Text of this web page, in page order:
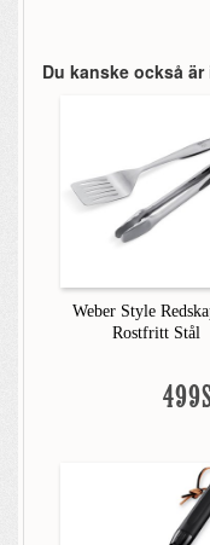
Du kanske också
Weber Style
Rostfritt Stål